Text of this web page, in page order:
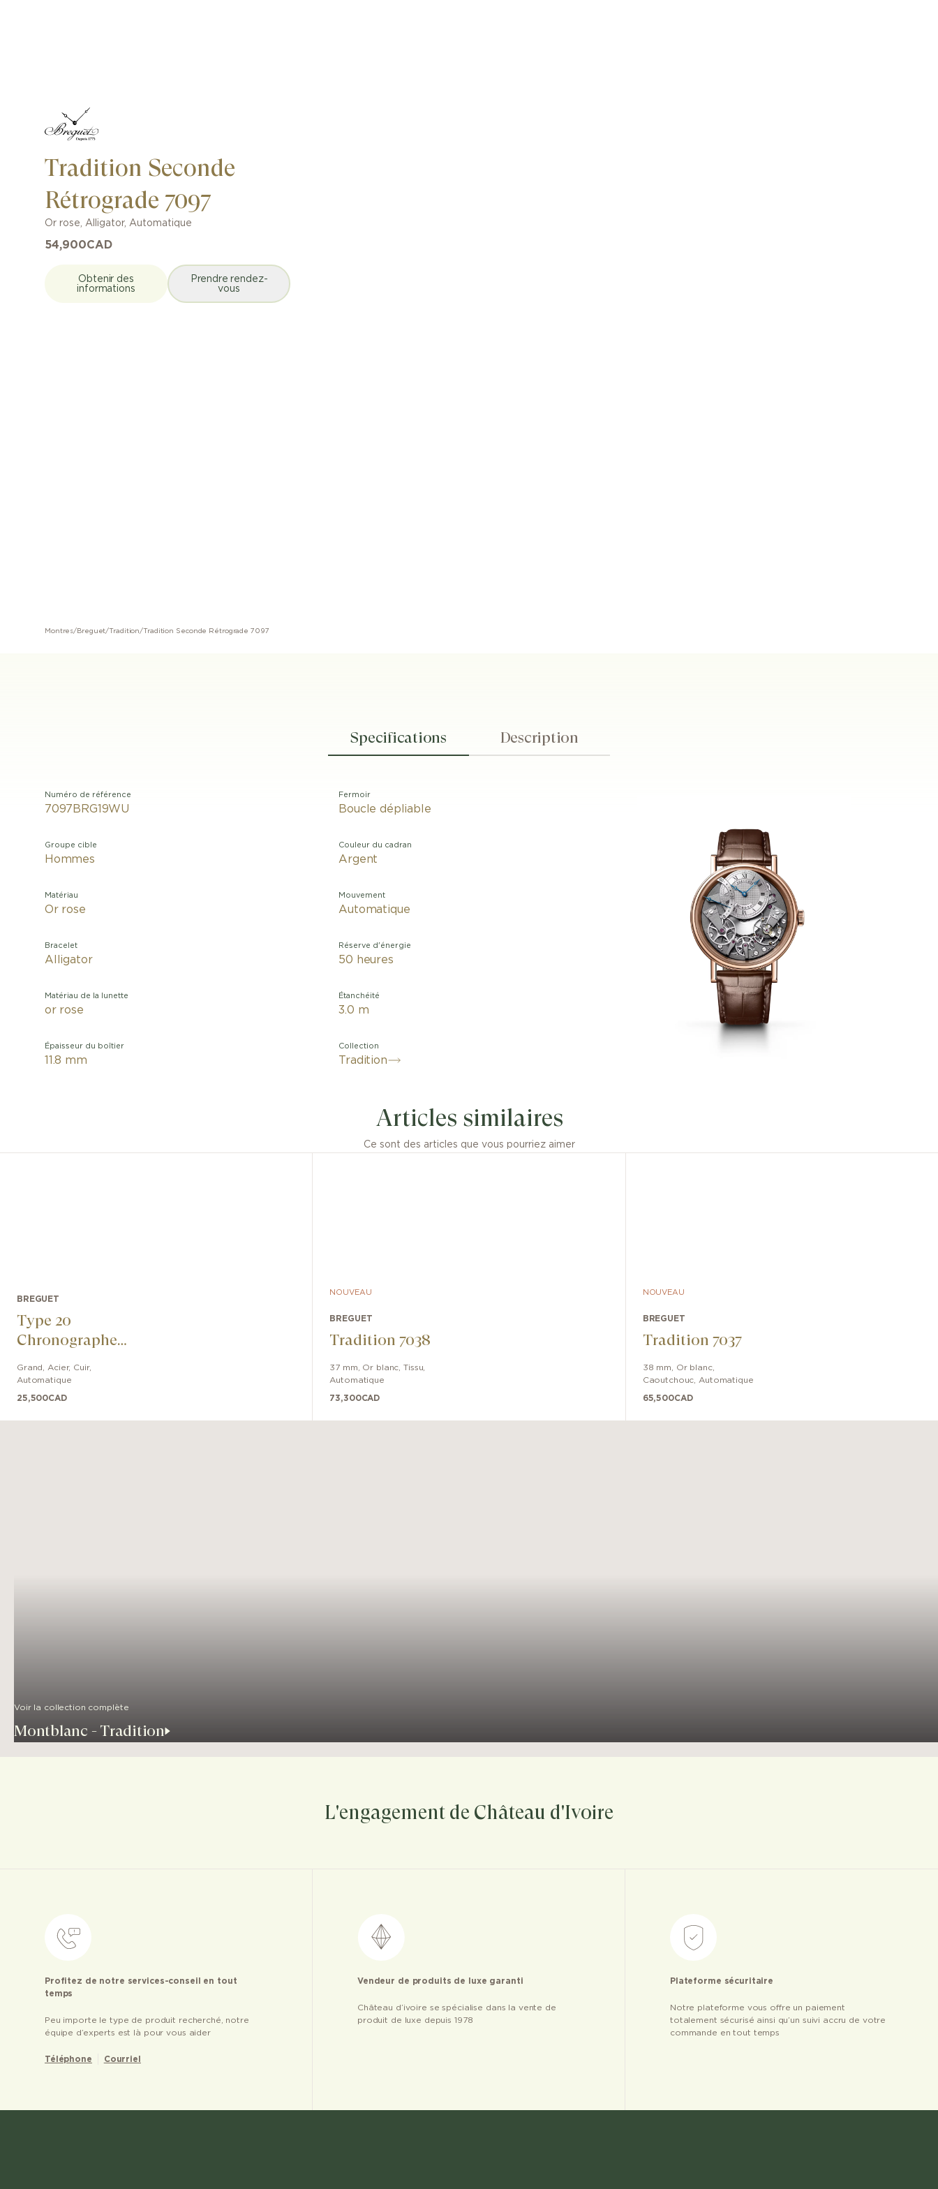
Tradition Seconde
Rétrograde 7097
Or rose, Alligator, Automatique
54,900CAD
Obtenir des
informations
Prendre rendez-
vous
Montres/ Breguet/Tradition/Tradition Seconde Rétrograde 7097
Specifications Description
Numéro de référence
7097BRG19WU
Groupe cible
Hommes
Matériau
Or rose
Bracelet
Alligator
Matériau de la lunette
or rose
Épaisseur du boîtier
11.8 mm
Fermoir
Boucle dépliable
Couleur du cadran
Argent
Mouvement
Automatique
Réserve d'énergie
50 heures
Étanchéité
3.0 m
Collection
Tradition
barillet et autres composants du mouvement, habituellement cachés sous
le cadran sont ici exposés sur la platine. Autre élément fort de la pièce, le
pare-chute qui se positionne à 4 h. Cette invention Breguet permet de
Articles similaires
Ce sont des articles que vous pourriez aimer
BREGUET
Type 20
Chronographe
Grand Acier, Cuir,
Automatique
25,500CAD
NOUVEAU
BREGUET
Tradition 7038
37 mm Or blanc ,Tissu
Automatique
73,300CAD
NOUVEAU
BREGUET
Tradition 7037
38 mm Or blanc,
Caoutchouc
Automatique
65,500CAD
Voir la collection complète
Montblanc - Tradition
L'engagement de Château d'Ivoire
Profitez de notre services-conseil en tout
temps
Peu importe le type de produit recherché, notre
équipe d’experts est là pour vous aider
Téléphone Courriel
Vendeur de produits de luxe garanti
Château d’ivoire se spécialise dans la vente de
produit de luxe depuis 1978
Plateforme sécuritaire
Notre plateforme vous offre un paiement
totalement sécurisé ainsi qu’un suivi accru de votre
commande en tout temps